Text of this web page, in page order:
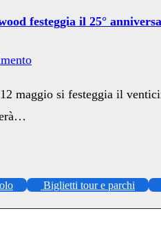
festeggia il 25°
maggio si festeggia il
Biglietti tour e parchi